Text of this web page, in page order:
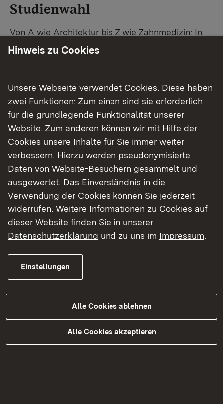
Studienwahl
Von A wie Architektur bis Z wie Zahnmedizin: In
Baden-Württemberg warten unzählige
Studiengangsuche schnell den passenden
Studienplatz. Außerdem gibt's eine Schritt-für-
Schritt-Anleitung zu deinem Traum-Studium.
Finde dein Studium in Baden-Württemberg
Hinweis zu Cookies
Unsere Webseite verwendet Cookies. Diese haben
zwei Funktionen: Zum einen sind sie erforderlich
für die grundlegende Funktionalität unserer
Website. Zum anderen können wir mit Hilfe der
Cookies unsere Inhalte für Sie immer weiter
verbessern. Hierzu werden pseudonymisierte
Daten von Website-Besuchern gesammelt und
ausgewertet. Das Einverständnis in die
Verwendung der Cookies können Sie jederzeit
widerrufen. Weitere Informationen zu Cookies auf
dieser Website finden Sie in unserer
Datenschutzerklärung und zu uns im Impressum.
Einstellungen
Alle Cookies ablehnen
Alle Cookies akzeptieren